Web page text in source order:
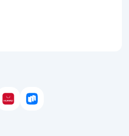
Play
AppGallery
RuStore